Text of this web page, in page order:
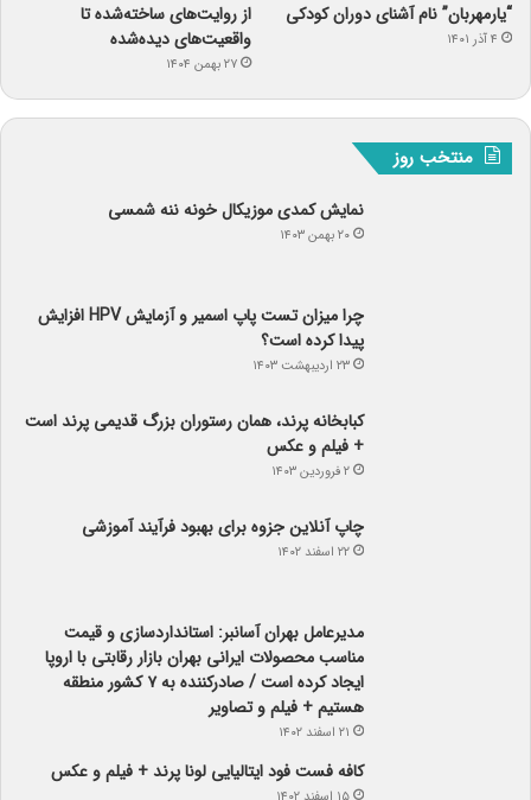
“یارمهربان” نام آشنای دوران کودکی
۴ آذر ۱۴۰۱
از روایت‌های ساخته‌شده تا
واقعیت‌های دیده‌شده
۲۷ بهمن ۱۴۰۴
منتخب روز
نمایش کمدی موزیکال خونه ننه شمسی
۲۰ بهمن ۱۴۰۳
چرا میزان تست پاپ اسمیر و آزمایش HPV افزایش
پیدا کرده است؟
۲۳ اردیبهشت ۱۴۰۳
کبابخانه پرند، همان رستوران بزرگ قدیمی پرند است
+ فیلم و عکس
۲ فروردین ۱۴۰۳
چاپ آنلاین جزوه برای بهبود فرآیند آموزشی
۲۲ اسفند ۱۴۰۲
مدیرعامل بهران آسانبر: استانداردسازی و قیمت
مناسب محصولات ایرانی بهران بازار رقابتی با اروپا
ایجاد کرده است / صادرکننده به ۷ کشور منطقه
هستیم + فیلم و تصاویر
۲۱ اسفند ۱۴۰۲
کافه فست فود ایتالیایی لونا پرند + فیلم و عکس